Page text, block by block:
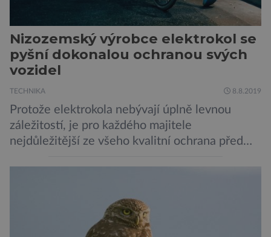
Nizozemský výrobce elektrokol se
pyšní dokonalou ochranou svých
vozidel
TECHNIKA 8.8.2019
Protože elektrokola nebývají úplně levnou
záležitostí, je pro každého majitele
nejdůležitější ze všeho kvalitní ochrana před
Skutečně nepřehání? Pokud se podrobněji
podíváme na ochranu jejich elektrokol